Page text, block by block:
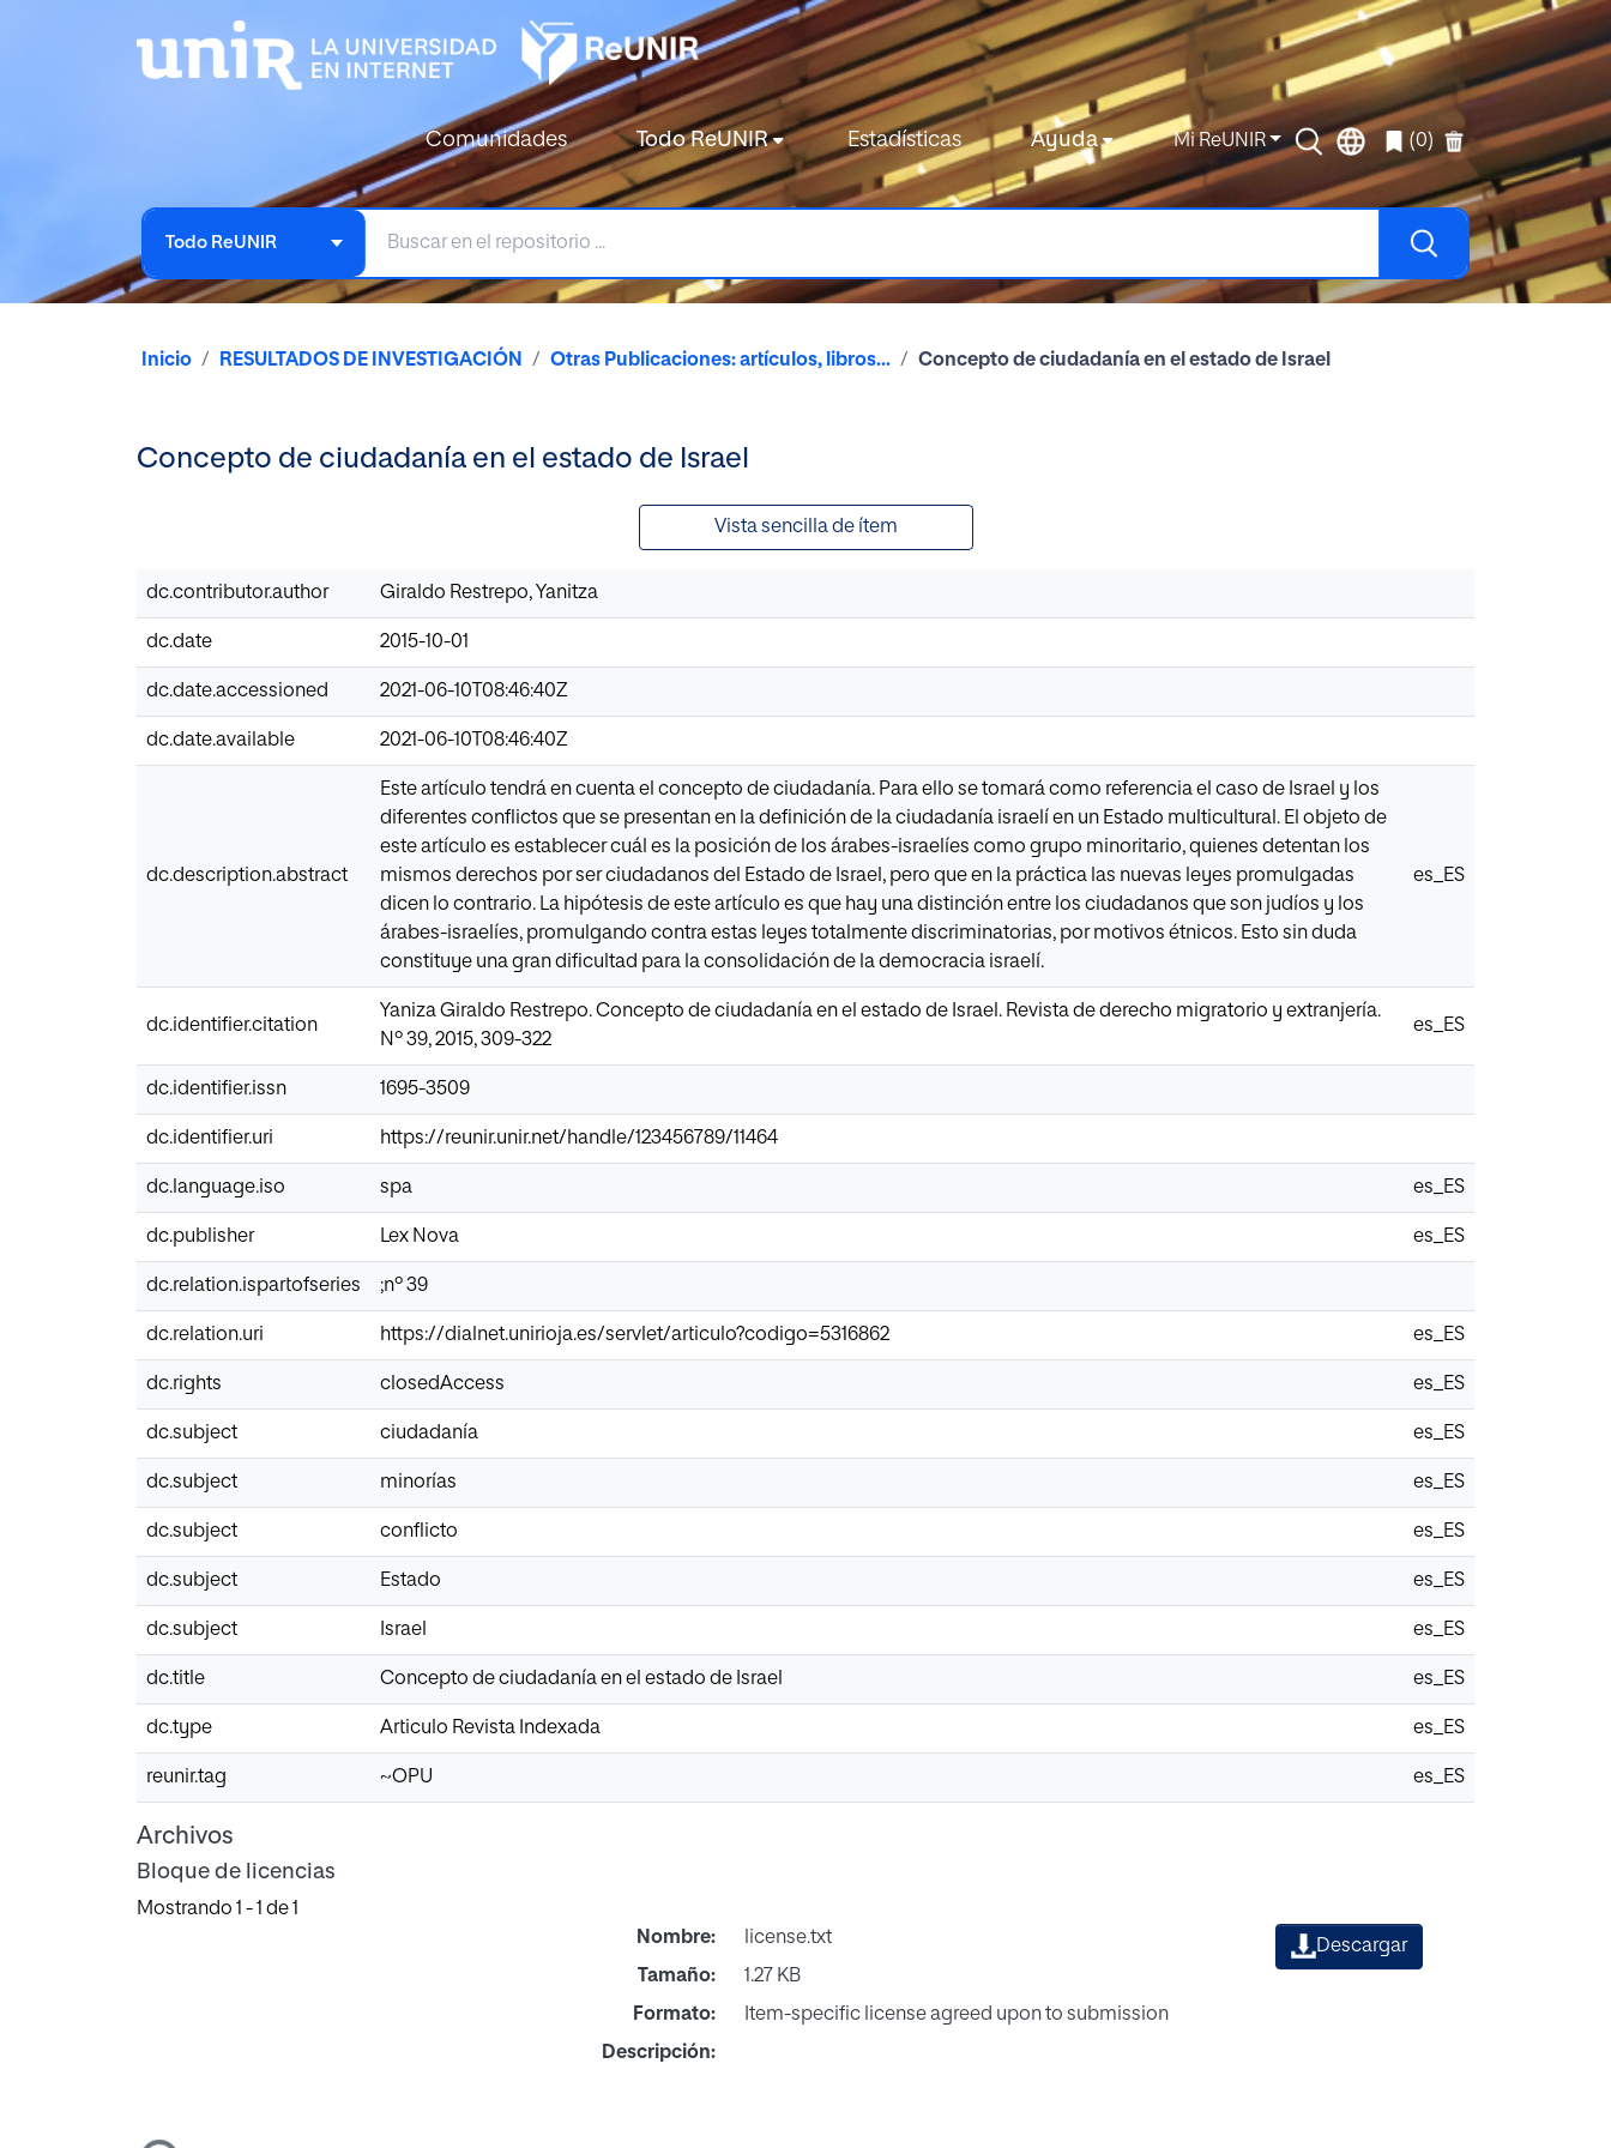
Comunidades Todo ReUNIR Estadísticas Ayuda Mi ReUNIR (0)
Todo ReUNIR
Inicio RESULTADOS DE INVESTIGACIÓN Otras Publicaciones: artículos, libros... Concepto de ciudadanía en el estado de Israel
Concepto de ciudadanía en el estado de Israel
Vista sencilla de ítem
dc.contributor.author Giraldo Restrepo, Yanitza
dc.date 2015-10-01
dc.date.accessioned 2021-06-10T08:46:40Z
dc.date.available 2021-06-10T08:46:40Z
dc.description.abstract
Este artículo tendrá en cuenta el concepto de ciudadanía. Para ello se tomará como referencia el caso de Israel y los
diferentes conflictos que se presentan en la definición de la ciudadanía israelí en un Estado multicultural. El objeto de
este artículo es establecer cuál es la posición de los árabes-israelíes como grupo minoritario, quienes detentan los
mismos derechos por ser ciudadanos del Estado de Israel, pero que en la práctica las nuevas leyes promulgadas
dicen lo contrario. La hipótesis de este artículo es que hay una distinción entre los ciudadanos que son judíos y los
árabes-israelíes, promulgando contra estas leyes totalmente discriminatorias, por motivos étnicos. Esto sin duda
constituye una gran dificultad para la consolidación de la democracia israelí.
es_ES
dc.identifier.citation
Yaniza Giraldo Restrepo. Concepto de ciudadanía en el estado de Israel. Revista de derecho migratorio y extranjería.
Nº 39, 2015, 309-322
es_ES
dc.identifier.issn 1695-3509
dc.identifier.uri https://reunir.unir.net/handle/123456789/11464
dc.language.iso spa es_ES
dc.publisher Lex Nova es_ES
dc.relation.ispartofseries ;nº 39
dc.relation.uri https://dialnet.unirioja.es/servlet/articulo?codigo=5316862 es_ES
dc.rights closedAccess es_ES
dc.subject ciudadanía es_ES
dc.subject minorías es_ES
dc.subject conflicto es_ES
dc.subject Estado es_ES
dc.subject Israel es_ES
dc.title Concepto de ciudadanía en el estado de Israel es_ES
dc.type Articulo Revista Indexada es_ES
reunir.tag ~OPU es_ES
Archivos
Bloque de licencias
Mostrando 1 - 1 de 1
Cargando...
Nombre:
license.txt
Tamaño:
1.27 KB
Formato:
Item-specific license agreed upon to submission
Descripción:
Descargar